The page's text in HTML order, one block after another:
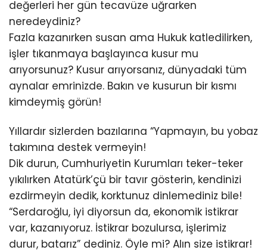
değerleri her gün tecavüze uğrarken
neredeydiniz?
Fazla kazanırken susan ama Hukuk katledilirken,
işler tıkanmaya başlayınca kusur mu
arıyorsunuz? Kusur arıyorsanız, dünyadaki tüm
aynalar emrinizde. Bakın ve kusurun bir kısmı
kimdeymiş görün!
Yıllardır sizlerden bazılarına “Yapmayın, bu yobaz
takımına destek vermeyin!
Dik durun, Cumhuriyetin Kurumları teker-teker
yıkılırken Atatürk’çü bir tavır gösterin, kendinizi
ezdirmeyin dedik, korktunuz dinlemediniz bile!
“Serdaroğlu, iyi diyorsun da, ekonomik istikrar
var, kazanıyoruz. İstikrar bozulursa, işlerimiz
durur, batarız” dediniz. Öyle mi? Alın size istikrar!